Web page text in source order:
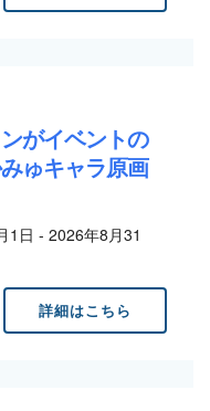
がイベントの
ゅキャラ原画
1日 - 2026年8月31
詳細はこちら